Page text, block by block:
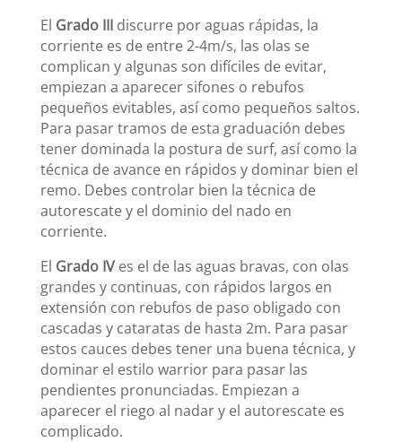
El Grado IIIdiscurre por aguas rápidas, la
corriente es de entre 2-4m/s, las olas se
complican y algunas son difíciles de evitar,
empiezan a aparecer sifones o rebufos
pequeños evitables, así como pequeños saltos.
Para pasar tramos de esta graduación debes
tener dominada la postura de surf, así como la
técnica de avance en rápidos y dominar bien el
remo. Debes controlar bien la técnica de
autorescate y el dominio del nado en
corriente.
El Grado IVes el de las aguas bravas, con olas
grandes y continuas, con rápidos largos en
extensión con rebufos de paso obligado con
cascadas y cataratas de hasta 2m. Para pasar
estos cauces debes tener una buena técnica, y
dominar el estilo warrior para pasar las
pendientes pronunciadas. Empiezan a
aparecer el riego al nadar y el autorescate es
complicado.